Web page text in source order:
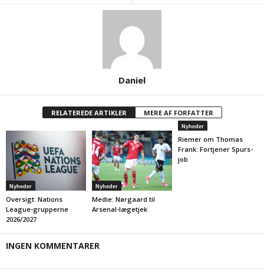
Daniel
RELATEREDE ARTIKLER MERE AF FORFATTER
Nyheder
Oversigt: Nations
League-grupperne
2026/2027
Nyheder
Medie: Nørgaard til
Arsenal-lægetjek
Nyheder
Riemer om Thomas
Frank: Fortjener Spurs-
job
INGEN KOMMENTARER